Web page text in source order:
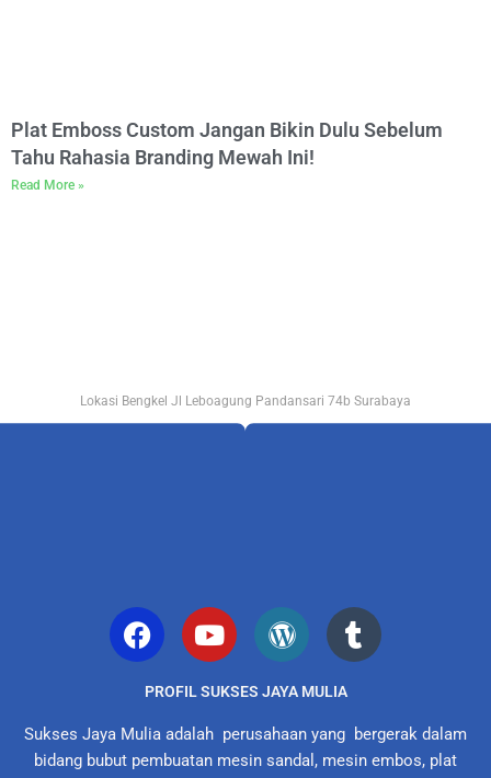
Plat Emboss Custom Jangan Bikin Dulu Sebelum
Tahu Rahasia Branding Mewah Ini!
Read More »
Lokasi Bengkel Jl Leboagung Pandansari 74b Surabaya
PROFIL SUKSES JAYA MULIA
Sukses Jaya Mulia adalah perusahaan yang bergerak dalam
bidang bubut pembuatan mesin sandal, mesin embos, plat